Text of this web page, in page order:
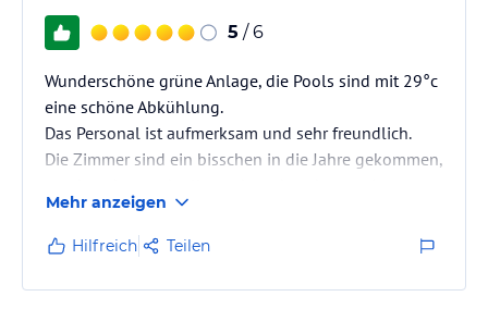
5 / 6
Wunderschöne grüne Anlage, die Pools sind mit 29°c
eine schöne Abkühlung.
Das Personal ist aufmerksam und sehr freundlich.
Die Zimmer sind ein bisschen in die Jahre gekommen,
Das Management kümmert um aufkommde
Probleme.
Mehr anzeigen
Hilfreich Teilen